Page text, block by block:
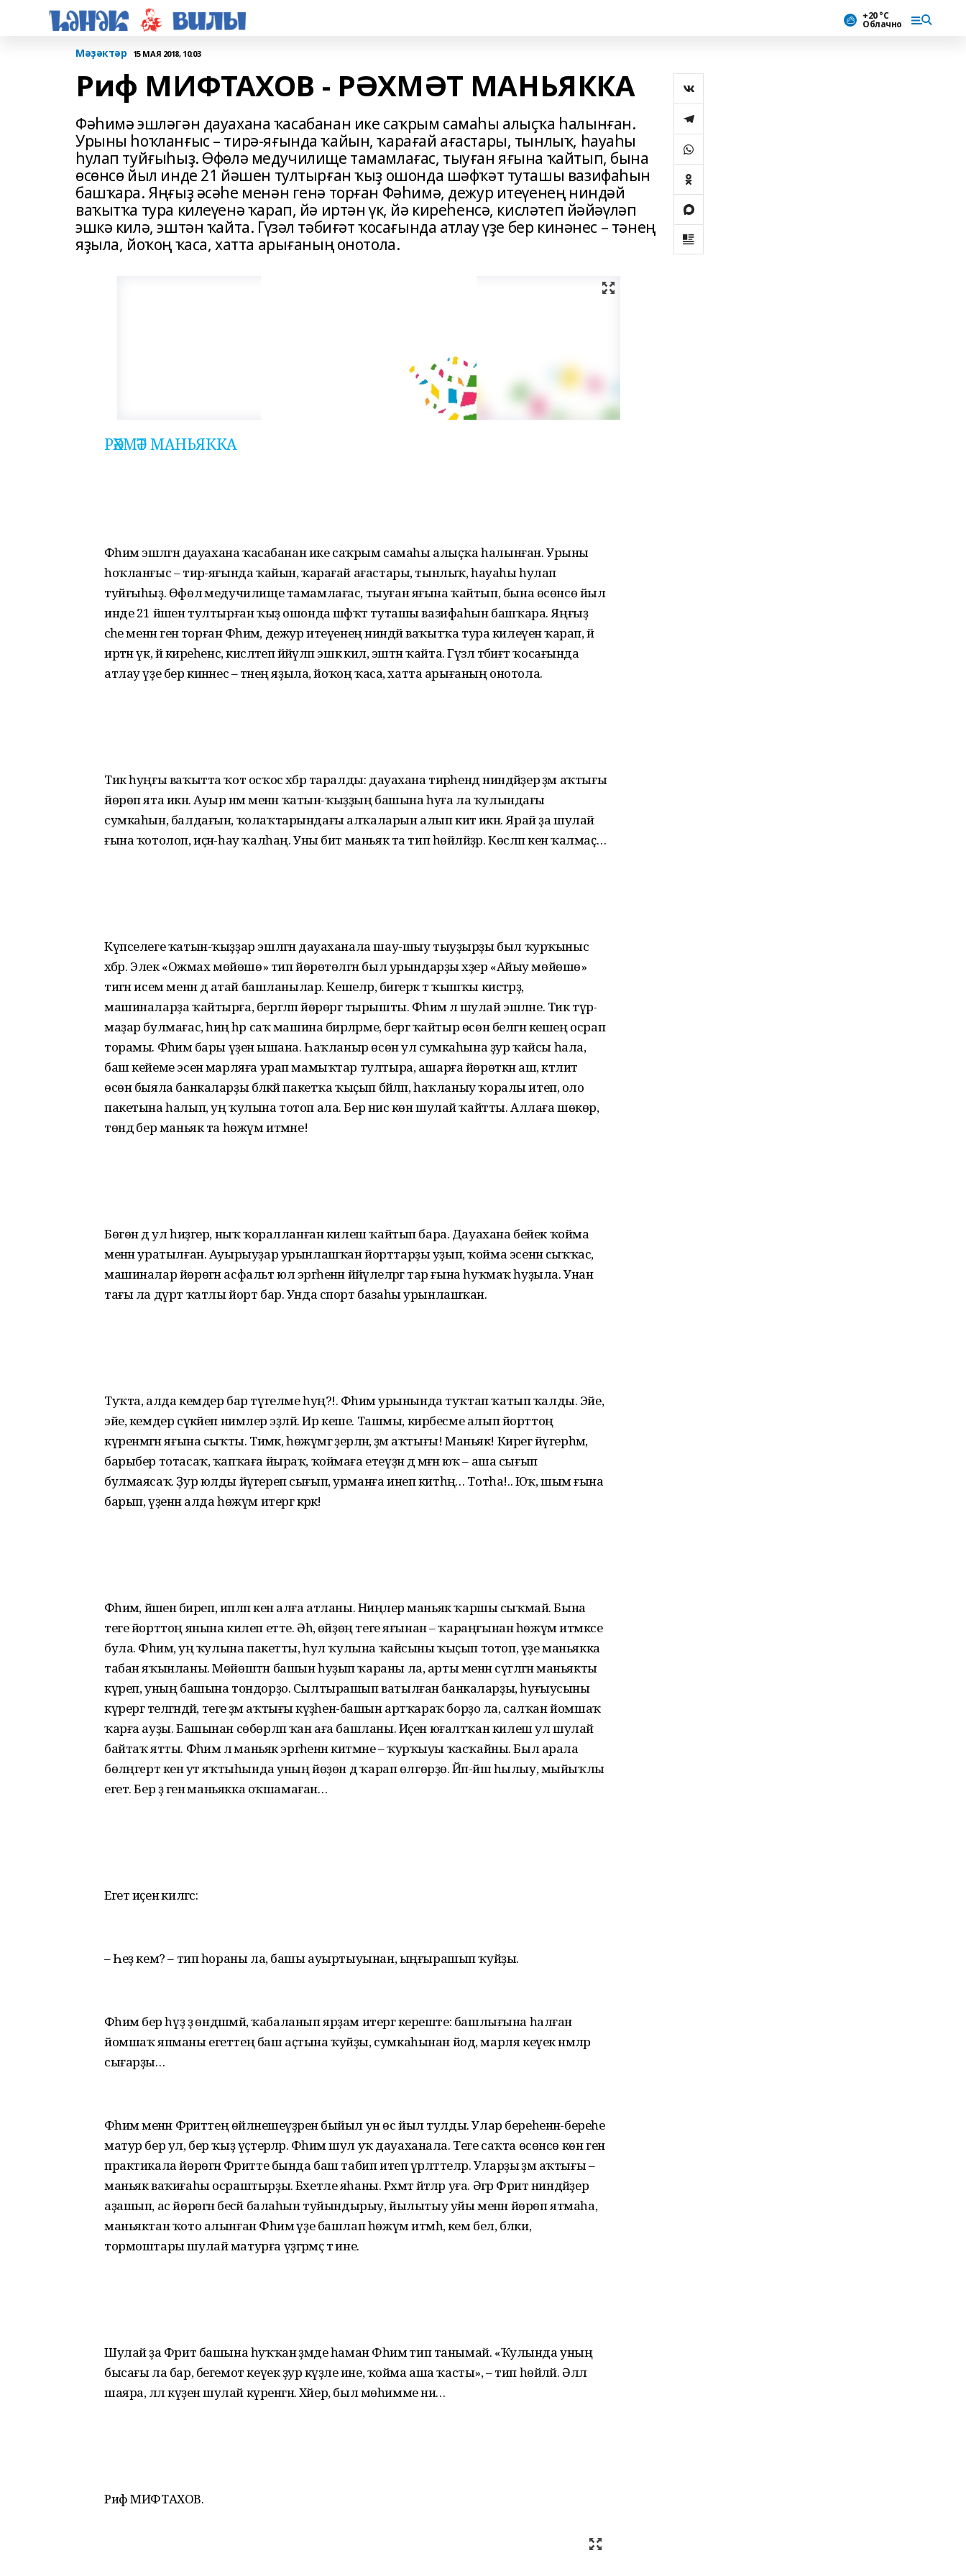
+20 °С
Облачно
Мәҙәктәр 15 МАЯ 2018, 10:03
Риф МИФТАХОВ - РӘХМӘТ МАНЬЯККА
Фәһимә эшләгән дауахана ҡасабанан ике саҡрым самаһы алыҫҡа һалынған.
Урыны һоҡланғыс – тирә-яғында ҡайын, ҡарағай ағастары, тынлыҡ, һауаһы
һулап туйғыһыҙ. Өфөлә медучилище тамам­лағас, тыуған яғына ҡайтып, бына
өсөнсө йыл инде 21 йәшен тултырған ҡыҙ ошонда шәфҡәт туташы вазифаһын
башҡара. Яңғыҙ әсәһе менән генә торған Фәһимә, дежур итеүенең ниндәй
ваҡытҡа тура килеүенә ҡарап, йә иртән үк, йә киреһенсә, кисләтеп йәйәүләп
эшкә килә, эштән ҡайта. Гүзәл тәбиғәт ҡосағында атлау үҙе бер кинәнес – тәнең
яҙыла, йоҡоң ҡаса, хатта арығаның онотола.
РӘХМӘТ МАНЬЯККА
Фәһимә эшләгән дауахана ҡасабанан ике саҡрым самаһы алыҫҡа һалынған. Урыны
һоҡланғыс – тирә-яғында ҡайын, ҡарағай ағастары, тынлыҡ, һауаһы һулап
туйғыһыҙ. Өфөлә медучилище тамам­лағас, тыуған яғына ҡайтып, бына өсөнсө йыл
инде 21 йәшен тултырған ҡыҙ ошонда шәфҡәт туташы вазифаһын башҡара. Яңғыҙ
әсәһе менән генә торған Фәһимә, дежур итеүенең ниндәй ваҡытҡа тура килеүенә ҡарап, йә
иртән үк, йә киреһенсә, кисләтеп йәйәүләп эшкә килә, эштән ҡайта. Гүзәл тәбиғәт ҡосағында
атлау үҙе бер кинәнес – тәнең яҙыла, йоҡоң ҡаса, хатта арығаның онотола.
Тик һуңғы ваҡытта ҡот осҡос хәбәр таралды: дауахана тирәһендә ниндәйҙер әҙәм аҡтығы
йөрөп ята икән. Ауыр нәмә менән ҡатын-ҡыҙҙың башына һуға ла ҡулындағы
сумкаһын, балдағын, ҡолаҡта­рындағы алҡаларын алып китә икән. Ярай ҙа шулай
ғына ҡотолоп, иҫән-һау ҡалһаң. Уны бит маньяк та тип һөйләйҙәр. Көсләп кенә ҡалмаҫ…
Күпселеге ҡатын-ҡыҙҙар эшләгән дауаханала шау-шыу тыуҙырҙы был ҡурҡы­ныс
хәбәр. Элек «Ожмах мөйөшө» тип йөрөтөлгән был урындарҙы хәҙер «Айыу мөйөшө»
тигән исем менән дә атай башланылар. Кешеләр, бигерәк тә ҡышҡы кистәрҙә,
машиналарҙа ҡайтырға, бергә­ләп йөрөргә тырышты. Фәһимә лә шулай эшләне. Тик түрә-
маҙар булмағас, һиңә һәр саҡ машина бирәләрме, бергә ҡайтыр өсөн белгән кешең осрап
торамы. Фәһимә бары үҙенә ышана. Һаҡланыр өсөн ул сумкаһына ҙур ҡайсы һала,
баш кейеме эсенә марляға урап мамыҡтар тултыра, ашарға йөрөткән аш, кәтлит
өсөн быяла банкаларҙы бәләкәй пакетҡа ҡыҫып бәй­ләп, һаҡланыу ҡоралы итеп, оло
пакетына һалып, уң ҡулына тотоп ала. Бер нисә көн шулай ҡайтты. Аллаға шөкөр,
төндә бер маньяк та һөжүм итмәне!
Бөгөн дә ул һиҙгер, ныҡ ҡоралланған килеш ҡайтып бара. Дауахана бейек ҡойма
менән уратылған. Ауырыуҙар урынлашҡан йорттарҙы уҙып, ҡойма эсенән сыҡҡас,
машиналар йөрөгән асфальт юл эргә­һенән йәйәүлеләргә тар ғына һуҡмаҡ һуҙыла. Унан
тағы ла дүрт ҡатлы йорт бар. Унда спорт базаһы урынлашҡан.
Туҡта, алда кемдер бар түгелме һуң?!. Фәһимә урынында туҡтап ҡатып ҡалды. Эйе,
эйе, кемдер сүкәйеп нимәлер эҙләй. Ир кеше. Ташмы, кирбесме алып йорттоң
күренмәгән яғына сыҡты. Тимәк, һөжүмгә әҙерләнә, әҙәм аҡтығы! Маньяк! Кирегә йүгерһәм,
барыбер тотасаҡ, ҡапҡаға йыраҡ, ҡоймаға етеүҙән дә мәғәнә юҡ – аша сығып
булмаясаҡ. Ҙур юлды йүгереп сы­ғып, урманға инеп китһәң… Тотһа!.. Юҡ, шым ғына
барып, үҙенән алда һөжүм итергә кәрәк!
Фәһимә, йәшенә биреп, ипләп кенә алға атланы. Ниңәлер маньяк ҡаршы сыҡмай. Бына
теге йорттоң янына килеп етте. Әһә, өйҙөң теге яғынан – ҡараңғынан һөжүм итмәксе
була. Фәһимә, уң ҡулына пакетты, һул ҡулына ҡайсыны ҡыҫып тотоп, үҙе маньякка
табан яҡынланы. Мөйөштән башын һуҙып ҡараны ла, арты менән сүгәләгән маньякты
күреп, уның башына тондорҙо. Сылтырашып ватылған банка­ларҙы, һуғыусыны
күрергә теләгәндәй, теге әҙәм аҡтығы кәүҙәһен-башын артҡараҡ борҙо ла, салҡан йомшаҡ
ҡарға ауҙы. Башынан сөбөрләп ҡан аға башланы. Иҫен юғалтҡан килеш ул шулай
байтаҡ ятты. Фәһимә лә маньяк эргәһенән кит­мәне – ҡурҡыуы ҡасҡайны. Был арала
бөләңгeрт кенә ут яҡтыһында уның йөҙөн дә ҡарап өлгөрҙө. Йәп-йәш һылыу, мыйыҡлы
егет. Бер ҙә генә маньякка оҡшамаған…
Егет иҫенә килгәс:
– Һеҙ кем? – тип һораны ла, башы ауыртыуынан, ыңғырашып ҡуйҙы.
Фәһимә бер һүҙ ҙә өндәшмәй, ҡабала­нып ярҙам итергә кереште: башлығына һалған
йомшаҡ япманы егеттең баш аҫ­тына ҡуйҙы, сумкаһынан йод, марля кеүек нәмәләр
сығарҙы…
Фәһимә менән Фәриттең өйләнешеү­ҙәренә быйыл ун өс йыл тулды. Улар береһенән-береһе
матур бер ул, бер ҡыҙ үҫтерәләр. Фәһимә шул уҡ дауаханала. Те­ге саҡта өсөнсө көн генә
практикала йөрөгән Фәритте бында баш табип итеп үрләттеләр. Уларҙы әҙәм аҡтығы –
маньяк ваҡиғаһы осраштырҙы. Бәхетле яһаны. Рәхмәт әйтәләр уға. Әгәр Фәрит нин­дәйҙер
аҙашып, ас йөрөгән бесәй балаһын туйындырыу, йылытыу уйы менән йөрөп ятмаһа,
маньяктан ҡото алынған Фәһимә үҙе башлап һөжүм итмәһә, кем белә, бәлки,
тормоштары шулай матурға үҙгәрмәҫ тә ине.
Шулай ҙа Фәрит башына һуҡҡан әҙәмде һаман Фәһимә тип танымай. «Ҡулында уның
бысағы ла бар, бегемот кеүек ҙур кәүҙәле ине, ҡойма аша ҡасты», – тип һөйләй. Әллә
шаяра, әллә күҙенә шулай күренгән. Хәйер, был мөһимме ни…
Риф МИФТАХОВ.